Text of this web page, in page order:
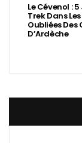
Le Cévenol :
Trek Dans
Oubliées Des
D’Ardèche